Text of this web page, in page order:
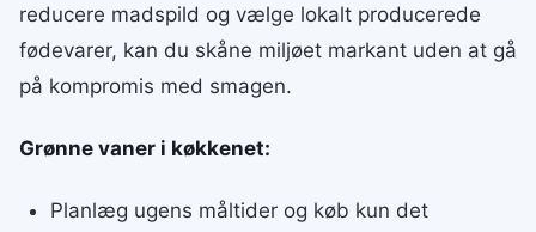
reducere madspild og vælge lokalt producerede
fødevarer, kan du skåne miljøet markant uden at gå
på kompromis med smagen.
Grønne vaner i køkkenet:
Planlæg ugens måltider og køb kun det